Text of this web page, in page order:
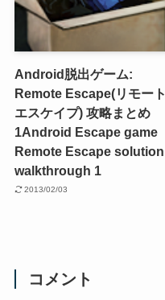
Android脱出ゲーム:
Remote Escape(リモート
エスケイプ) 攻略まとめ
1Android Escape game
Remote Escape solution
walkthrough 1
2013/02/03
コメント